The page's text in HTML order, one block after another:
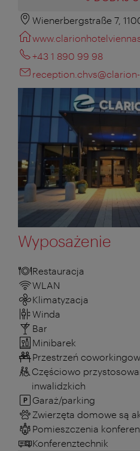
Wienerbergstraße 7,
+43 1 890 99 98
Wyposażenie
Restauracja
WLAN
Klimatyzacja
Winda
Bar
Minibarek
Przestrzeń
Częściowo
inwalidzkich
Garaż/parking
Zwierzęta domowe są
Pomieszczenia
Konferenztechnik